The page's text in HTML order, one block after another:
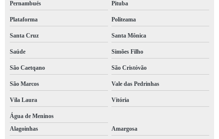
evento 2220 e social marcar Simões Filho
sst e esocial marcar Sento Sé
empresa de e social eventos Amargosa
s2210 e social marcar Campo Formoso
empresa e social Ondina
Pernambués Pituba
Plataforma Politeama
Santa Cruz Santa Mônica
Saúde Simões Filho
São Caetqano São Cristóvão
São Marcos Vale das Pedrinhas
Vila Laura Vitória
Água de Meninos
Alagoinhas
Amargosa